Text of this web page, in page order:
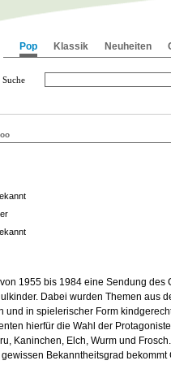
1955 bis 1984 eine Sendung des
Dabei wurden Themen aus
und in spielerischer Form
hierfür die Wahl der
Kaninchen, Elch, Wurm und
Bekanntheitsgrad
Pop Klassik Neuheiten
Suche